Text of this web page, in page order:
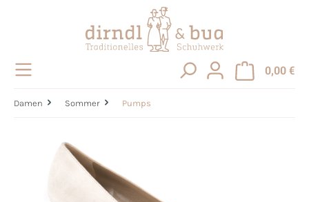
0,00 €
Damen Sommer Pumps
Bildergalerie überspringen